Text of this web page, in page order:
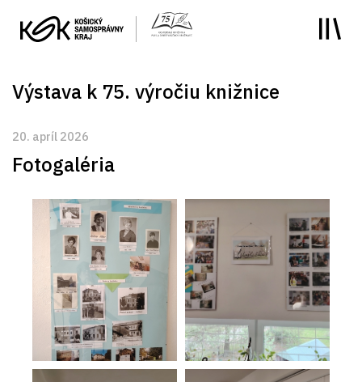
Výstava k 75. výročiu knižnice
20. apríl 2026
Fotogaléria